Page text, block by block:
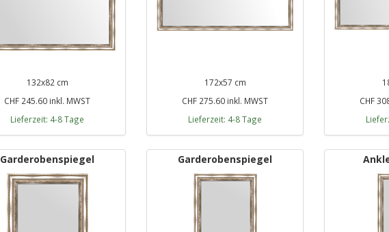
132x82 cm
CHF 245.60 inkl. MWST
Lieferzeit: 4-8 Tage
172x57 cm
CHF 275.60 inkl. MWST
Lieferzeit: 4-8 Tage
CHF
Garderobenspiegel Garderobenspiegel